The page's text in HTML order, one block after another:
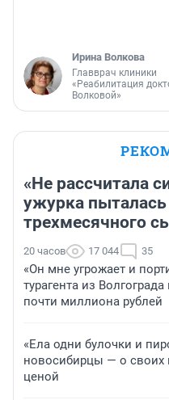
Ирина Волкова
Главврач клиники
«Реабилитация
Волковой»
«Не рассчитала
ужурка пыталась
трехмесячного
20 часов 17 044 35
«Он мне угрожает и
турагента из
почти миллиона рублей
«Ела одни булочки и
новосибирцы — о своих
ценой